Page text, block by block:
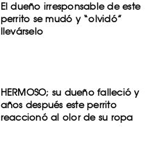
El dueño irresponsable de este
perrito se mudó y “olvidó”
llevárselo
HERMOSO; su dueño falleció y
años después este perrito
reaccionó al olor de su ropa